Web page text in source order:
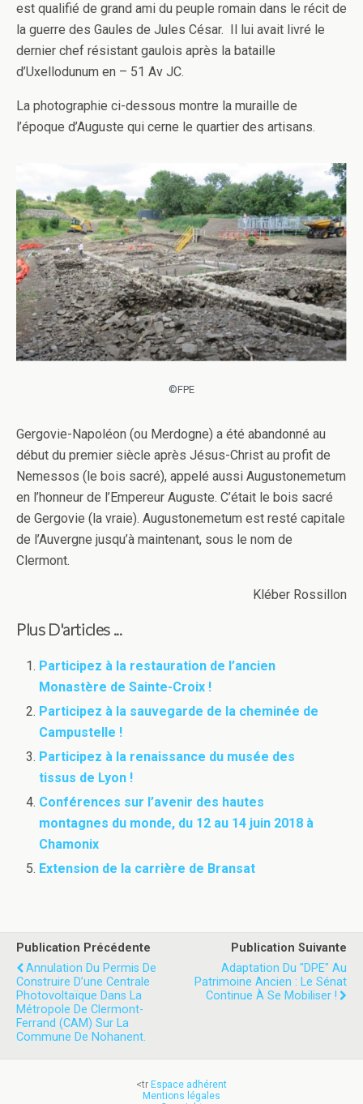
est qualifié de grand ami du peuple romain dans le récit de
la guerre des Gaules de Jules César. Il lui avait livré le
dernier chef résistant gaulois après la bataille
d’Uxellodunum en – 51 Av JC.
La photographie ci-dessous montre la muraille de
l’époque d’Auguste qui cerne le quartier des artisans.
©FPE
Gergovie-Napoléon (ou Merdogne) a été abandonné au
début du premier siècle après Jésus-Christ au profit de
Nemessos (le bois sacré), appelé aussi Augustonemetum
en l’honneur de l’Empereur Auguste. C’était le bois sacré
de Gergovie (la vraie). Augustonemetum est resté capitale
de l’Auvergne jusqu’à maintenant, sous le nom de
Clermont.
Kléber Rossillon
Plus D'articles ...
Participez à la restauration de l’ancien
Monastère de Sainte-Croix !
Participez à la sauvegarde de la cheminée de
Campustelle !
Participez à la renaissance du musée des
tissus de Lyon !
Conférences sur l’avenir des hautes
montagnes du monde, du 12 au 14 juin 2018 à
Chamonix
Extension de la carrière de Bransat
Publication Précédente
Annulation Du Permis De
Construire D’une Centrale
Photovoltaïque Dans La
Métropole De Clermont-
Ferrand (CAM) Sur La
Commune De Nohanent.
Publication Suivante
Adaptation Du "DPE" Au
Patrimoine Ancien : Le Sénat
Continue À Se Mobiliser !
<tr Espace adhérent
Mentions légales